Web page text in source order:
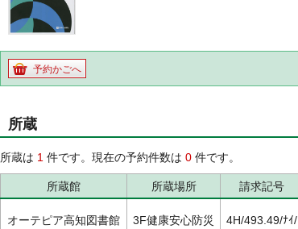
予約かごへ
所蔵
所蔵は 1 件です。現在の予約件数は 0 件です。
所蔵館 所蔵場所 請求記号
オーテピア高知図書館 3F健康安心防災 4H/493.49/ﾅｲ/